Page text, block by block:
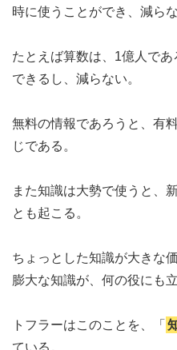
時に使うことができ、減ら
たとえば算数は、1億人で
できるし、減らない。
無料の情報であろうと、有
じである。
また知識は大勢で使うと、
とも起こる。
ちょっとした知識が大きな
膨大な知識が、何の役にも
トフラーはこのことを、「
ている。